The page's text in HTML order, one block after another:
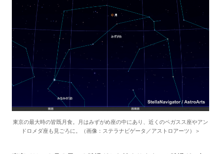
東京の最大時の皆既月食。月はみずがめ座の中にあり、近くのペガスス座やアン
ドロメダ座も見ごろに。（画像：ステラナビゲータ／アストロアーツ）＞